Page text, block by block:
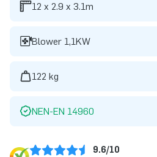
12 x 2.9 x 3.1m
Blower 1,1KW
122 kg
NEN-EN 14960
9.6/10